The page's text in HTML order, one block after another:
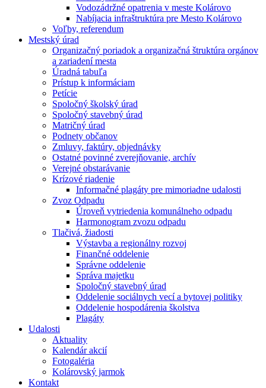
Vodozádržné opatrenia v meste Kolárovo
Nabíjacia infraštruktúra pre Mesto Kolárovo
Voľby, referendum
Mestský úrad
Organizačný poriadok a organizačná štruktúra orgánov
a zariadení mesta
Úradná tabuľa
Prístup k informáciam
Petície
Spoločný školský úrad
Spoločný stavebný úrad
Matričný úrad
Podnety občanov
Zmluvy, faktúry, objednávky
Ostatné povinné zverejňovanie, archív
Verejné obstarávanie
Krízové riadenie
Informačné plagáty pre mimoriadne udalosti
Zvoz Odpadu
Úroveň vytriedenia komunálneho odpadu
Harmonogram zvozu odpadu
Tlačivá, žiadosti
Výstavba a regionálny rozvoj
Finančné oddelenie
Správne oddelenie
Správa majetku
Spoločný stavebný úrad
Oddelenie sociálnych vecí a bytovej politiky
Oddelenie hospodárenia školstva
Plagáty
Udalosti
Aktuality
Kalendár akcií
Fotogaléria
Kolárovský jarmok
Kontakt